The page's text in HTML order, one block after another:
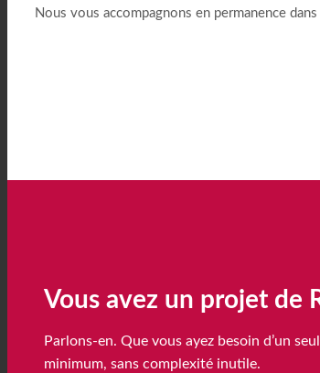
Nous vous accompagnons en permanence
Vos clients méritent une équipe qui les
Vous avez un projet de
Parlons-en. Que vous ayez besoin d’un
minimum, sans complexité inutile.